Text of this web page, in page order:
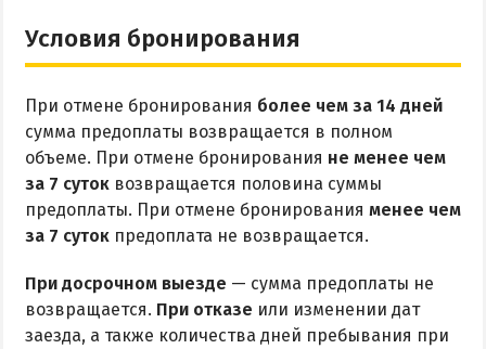
Условия бронирования
При отмене бронирования более чем за 14 дней
сумма предоплаты возвращается в полном
объеме. При отмене бронирования не менее чем
за 7 суток возвращается половина суммы
предоплаты. При отмене бронирования менее чем
за 7 суток предоплата не возвращается.
При досрочном выезде — сумма предоплаты не
возвращается. При отказе или изменении дат
заезда, а также количества дней пребывания при